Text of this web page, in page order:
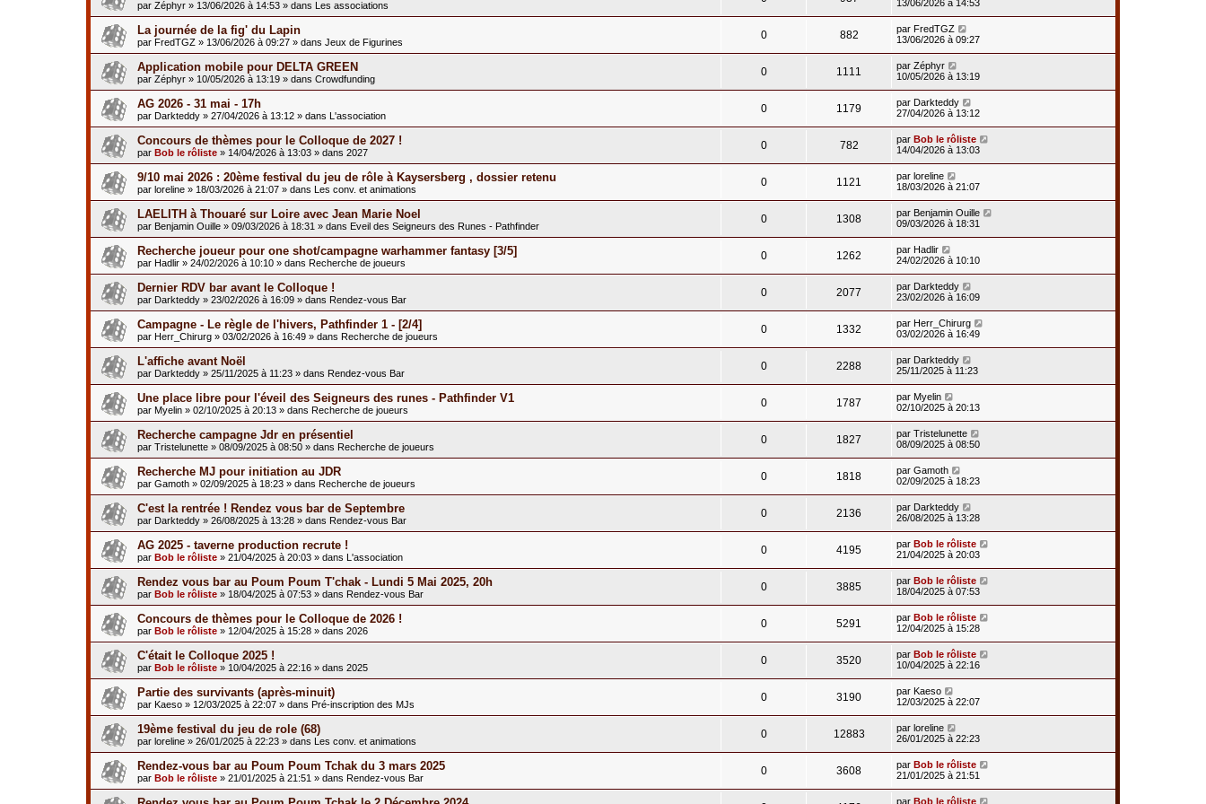
par Zéphyr » 13/06/2026 à 14:53 » dans Les associations
13/06/2026 à 14:53
La journée de la fig' du Lapin
par FredTGZ » 13/06/2026 à 09:27 » dans Jeux de Figurines
0 882 par FredTGZ
13/06/2026 à 09:27
Application mobile pour DELTA GREEN
par Zéphyr » 10/05/2026 à 13:19 » dans Crowdfunding
0 1111 par Zéphyr
10/05/2026 à 13:19
AG 2026 - 31 mai - 17h
par Darkteddy » 27/04/2026 à 13:12 » dans L'association
0 1179 par Darkteddy
27/04/2026 à 13:12
Concours de thèmes pour le Colloque de 2027 !
par Bob le rôliste » 14/04/2026 à 13:03 » dans 2027
0 782 par Bob le rôliste
14/04/2026 à 13:03
9/10 mai 2026 : 20ème festival du jeu de rôle à Kaysersberg , dossier retenu
par loreline » 18/03/2026 à 21:07 » dans Les conv. et animations
0 1121 par loreline
18/03/2026 à 21:07
LAELITH à Thouaré sur Loire avec Jean Marie Noel
par Benjamin Ouille » 09/03/2026 à 18:31 » dans Eveil des Seigneurs des Runes - Pathfinder
0 1308 par Benjamin Ouille
09/03/2026 à 18:31
Recherche joueur pour one shot/campagne warhammer fantasy [3/5]
par Hadlir » 24/02/2026 à 10:10 » dans Recherche de joueurs
0 1262 par Hadlir
24/02/2026 à 10:10
Dernier RDV bar avant le Colloque !
par Darkteddy » 23/02/2026 à 16:09 » dans Rendez-vous Bar
0 2077 par Darkteddy
23/02/2026 à 16:09
Campagne - Le règle de l'hivers, Pathfinder 1 - [2/4]
par Herr_Chirurg » 03/02/2026 à 16:49 » dans Recherche de joueurs
0 1332 par Herr_Chirurg
03/02/2026 à 16:49
L'affiche avant Noël
par Darkteddy » 25/11/2025 à 11:23 » dans Rendez-vous Bar
0 2288 par Darkteddy
25/11/2025 à 11:23
Une place libre pour l'éveil des Seigneurs des runes - Pathfinder V1
par Myelin » 02/10/2025 à 20:13 » dans Recherche de joueurs
0 1787 par Myelin
02/10/2025 à 20:13
Recherche campagne Jdr en présentiel
par Tristelunette » 08/09/2025 à 08:50 » dans Recherche de joueurs
0 1827 par Tristelunette
08/09/2025 à 08:50
Recherche MJ pour initiation au JDR
par Gamoth » 02/09/2025 à 18:23 » dans Recherche de joueurs
0 1818 par Gamoth
02/09/2025 à 18:23
C'est la rentrée ! Rendez vous bar de Septembre
par Darkteddy » 26/08/2025 à 13:28 » dans Rendez-vous Bar
0 2136 par Darkteddy
26/08/2025 à 13:28
AG 2025 - taverne production recrute !
par Bob le rôliste » 21/04/2025 à 20:03 » dans L'association
0 4195 par Bob le rôliste
21/04/2025 à 20:03
Rendez vous bar au Poum Poum T'chak - Lundi 5 Mai 2025, 20h
par Bob le rôliste » 18/04/2025 à 07:53 » dans Rendez-vous Bar
0 3885 par Bob le rôliste
18/04/2025 à 07:53
Concours de thèmes pour le Colloque de 2026 !
par Bob le rôliste » 12/04/2025 à 15:28 » dans 2026
0 5291 par Bob le rôliste
12/04/2025 à 15:28
C'était le Colloque 2025 !
par Bob le rôliste » 10/04/2025 à 22:16 » dans 2025
0 3520 par Bob le rôliste
10/04/2025 à 22:16
Partie des survivants (après-minuit)
par Kaeso » 12/03/2025 à 22:07 » dans Pré-inscription des MJs
0 3190 par Kaeso
12/03/2025 à 22:07
19ème festival du jeu de role (68)
par loreline » 26/01/2025 à 22:23 » dans Les conv. et animations
0 12883 par loreline
26/01/2025 à 22:23
Rendez-vous bar au Poum Poum Tchak du 3 mars 2025
par Bob le rôliste » 21/01/2025 à 21:51 » dans Rendez-vous Bar
0 3608 par Bob le rôliste
21/01/2025 à 21:51
par Bob le rôliste